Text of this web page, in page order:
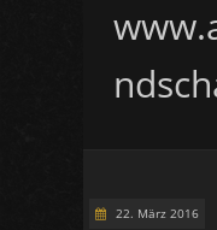
22. März 2016